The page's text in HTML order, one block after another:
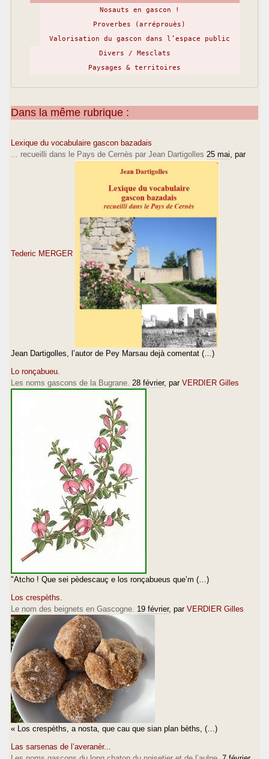
Nosauts en gascon !
Proverbes (arréprouès)
Valorisation du gascon dans l’espace public
Divers / Mesclats
Paysages & territoires
Dans la même rubrique :
Lexique du vocabulaire gascon bazadais
... recueilli dans le Pays de Cernès par Jean Dartigolles 25 mai , par
Tederic MERGER
Jean Dartigolles, l’autor de Pey Marsau dejà comentat (…)
Lo ronçabueu.
Les noms gascons de la Bugrane. 28 février, par VERDIER Gilles
"Atcho ! Que sei pèdescauç e los ronçabueus que’m (…)
Los crespèths.
Le nom des beignets en Gascogne. 19 février, par VERDIER Gilles
« Los crespèths, a nosta, que cau que sian plan bèths, (…)
Las sarsenas de l’averanèr...